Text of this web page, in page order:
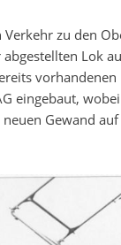
zu den
Lok
eingebaut,
Gewand